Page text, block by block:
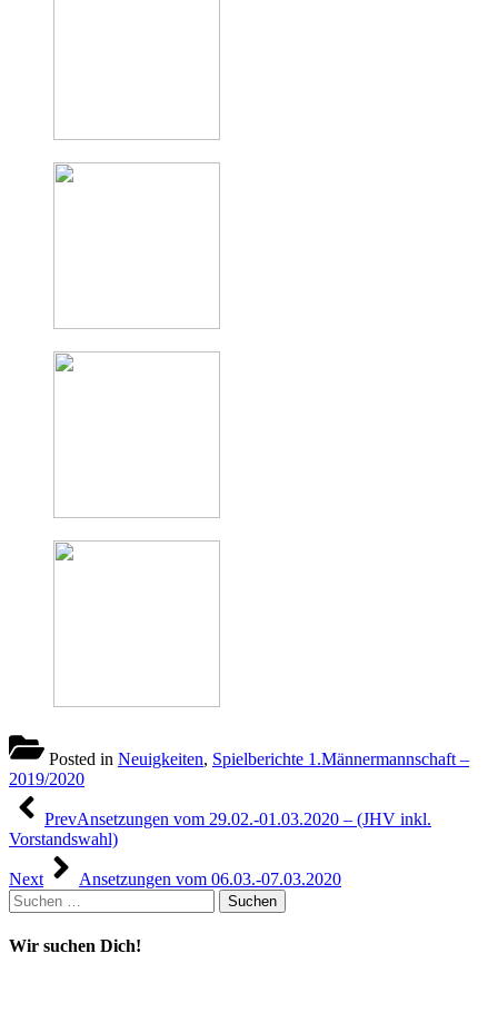
Posted in Neuigkeiten, Spielberichte 1.Männermannschaft –
2019/2020
Beitragsnavigation
PrevAnsetzungen vom 29.02.-01.03.2020 – (JHV inkl.
Vorstandswahl)
Next
Ansetzungen vom 06.03.-07.03.2020
Suchen
nach:
Wir suchen Dich!